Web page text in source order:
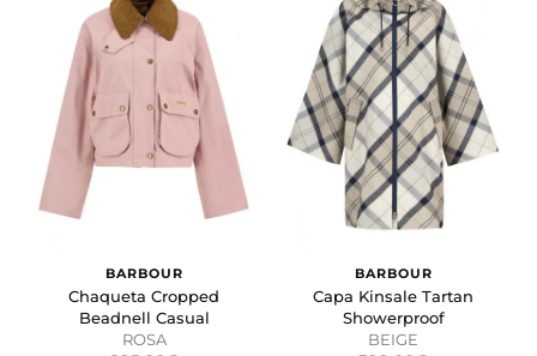
BARBOUR
Chaqueta Cropped
Beadnell Casual
ROSA
BARBOUR
Capa Kinsale Tartan
Showerproof
BEIGE